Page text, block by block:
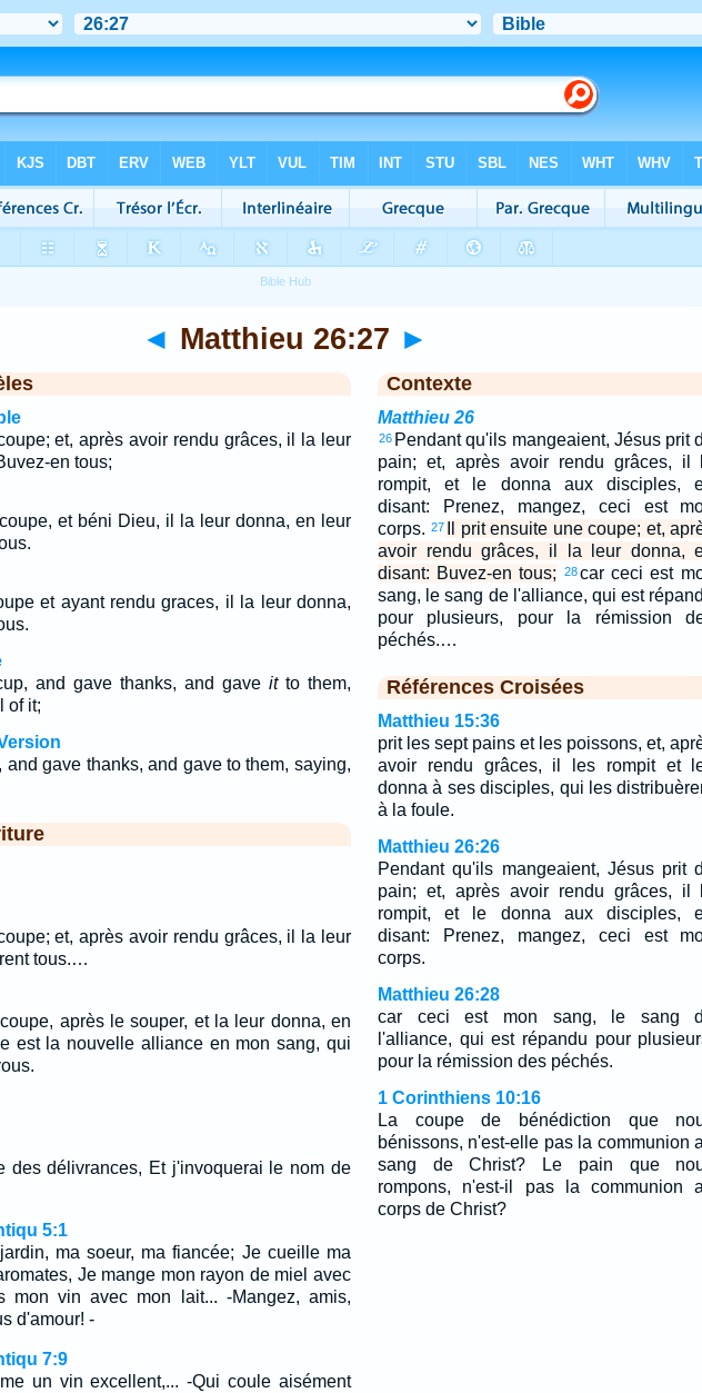
◄ Matthieu 26:27 ►
et, après avoir rendu grâces, il la leur
en tous;
et béni Dieu, il la leur donna, en leur
et ayant rendu graces, il la leur donna,
and gave thanks, and gaveitto them,
of it;
and gave thanks, and gave to them, saying,
et, après avoir rendu grâces, il la leur
tous.…
après le souper, et la leur donna, en
est la nouvelle alliance en mon sang, qui
des délivrances, Et j'invoquerai le nom de
5:1
ma soeur, ma fiancée; Je cueille ma
Je mange mon rayon de miel avec
mon vin avec mon lait... -Mangez, amis,
d'amour! -
7:9
un vin excellent,... -Qui coule aisément
Contexte
Matthieu 26
26 Pendant qu'ils mangeaient, Jésus prit
pain; et, après avoir rendu grâces, il
rompit, et le donna aux disciples,
disant: Prenez, mangez, ceci est
corps. 27
Il prit ensuite une coupe; et,
avoir rendu grâces, il la leur donna,
disant: Buvez-en tous;
28car ceci est
sang, le sang de l'alliance, qui est
pour plusieurs, pour la rémission
péchés.…
Références Croisées
Matthieu 15:36
prit les sept pains et les poissons, et,
avoir rendu grâces, il les rompit et
donna à ses disciples, qui les
à la foule.
Matthieu 26:26
Pendant qu'ils mangeaient, Jésus prit
pain; et, après avoir rendu grâces, il
rompit, et le donna aux disciples,
disant: Prenez, mangez, ceci est
corps.
Matthieu 26:28
car ceci est mon sang, le sang
l'alliance, qui est répandu pour
pour la rémission des péchés.
1 Corinthiens 10:16
La coupe de bénédiction que
bénissons, n'est-elle pas la communion
sang de Christ? Le pain que
rompons, n'est-il pas la communion
corps de Christ?